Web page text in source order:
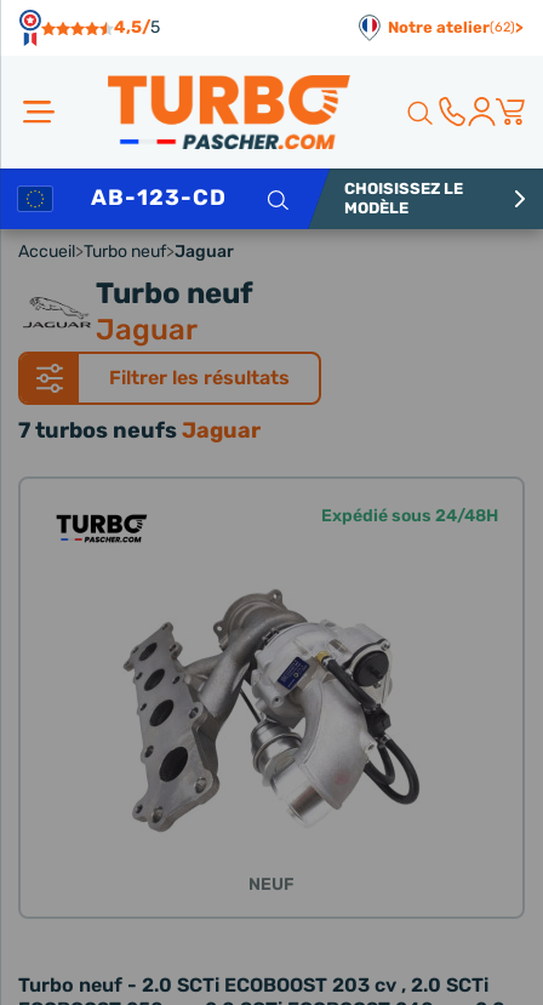
4,5/5 Notre atelier(62)>
Rechercher
CHOISISSEZ LE
MODÈLE
Accueil>Turbo neuf>Jaguar
Turbo neuf
Jaguar
Filtrer les résultats
7 turbos neufsJaguar
Expédié sous 24/48H
NEUF
Turbo neuf - 2.0 SCTi ECOBOOST 203 cv , 2.0 SCTi
Panneau de gestion des cookies